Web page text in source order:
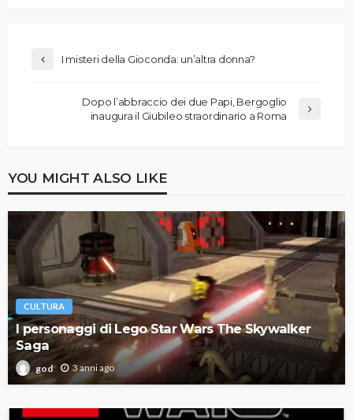
I misteri della Gioconda: un’altra donna?
Dopo l’abbraccio dei due Papi, Bergoglio
inaugura il Giubileo straordinario a Roma
YOU MIGHT ALSO LIKE
CULTURA
I personaggi di Lego Star Wars The Skywalker
Saga
god 3 anni ago